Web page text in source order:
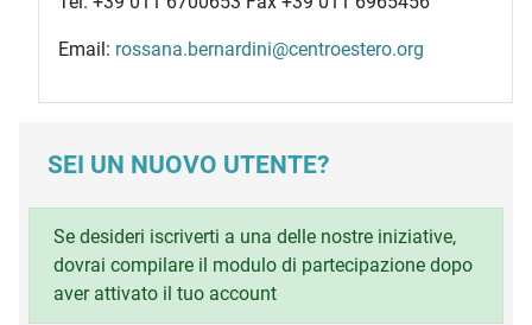
Email: rossana.bernardini@centroestero.org
SEI UN NUOVO UTENTE?
Se desideri iscriverti a una delle nostre iniziative,
dovrai compilare il modulo di partecipazione dopo
aver attivato il tuo account